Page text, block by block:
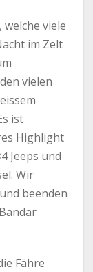
viele
im Zelt
vielen
ist
Highlight
Jeeps und
Wir
beenden
Fähre